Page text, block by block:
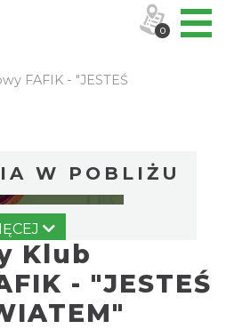
FAFIK - "JESTEŚ
W POBLIŻU
Klub
- "JESTEŚ
0